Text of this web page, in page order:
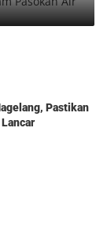
Pastikan